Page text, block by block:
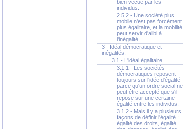
bien vécue par les
individus.
2.5.2 - Une société plus
mobile n'est pas forcément
plus égalitaire, et la mobilité
peut servir d'alibi à
l'inégalité.
3 - Idéal démocratique et
inégalités.
3.1 - L'idéal égalitaire.
3.1.1 - Les sociétés
démocratiques reposent
toujours sur l'idée d'égalité
parce qu'un ordre social ne
peut être accepté que s'il
repose sur une certaine
égalité entre les individus.
3.1.2 - Mais il y a plusieurs
façons de définir l'égalité :
égalité des droits, égalité